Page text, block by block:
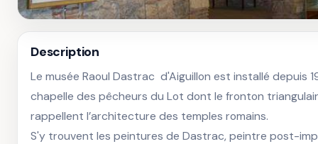
Description
Le musée Raoul Dastrac  d'Aiguillon est installé depuis
chapelle des pêcheurs du Lot dont le fronton
rappellent l’architecture des temples romains.
S'y trouvent les peintures de Dastrac, peintre post-